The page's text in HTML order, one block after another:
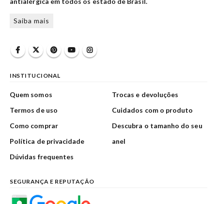
Saiba mais
INSTITUCIONAL
Quem somos
Termos de uso
Como comprar
Política de privacidade
Dúvidas frequentes
Trocas e devoluções
Cuidados com o produto
Descubra o tamanho do seu
anel
SEGURANÇA E REPUTAÇÃO